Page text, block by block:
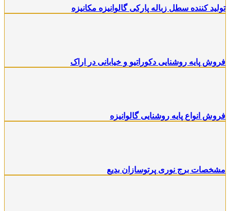
تولید کننده سطل زباله پارکی گالوانیزه مکانیزه
فروش پایه روشنایی دکوراتیو و خیابانی در اراک
فروش انواع پایه روشنایی گالوانیزه
مشخصات برج نوری پرتوسازان بدیع